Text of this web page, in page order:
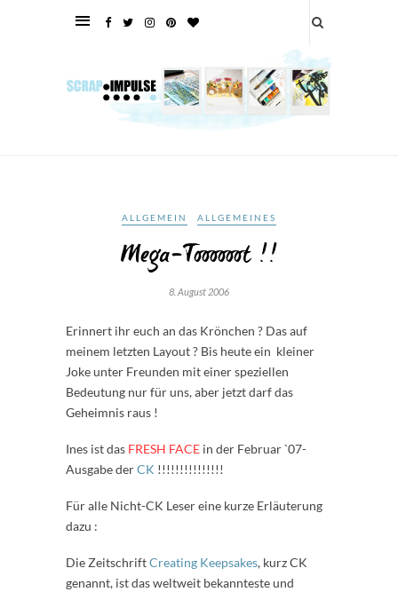
ALLGEMEIN ALLGEMEINES
Mega-Toooooot !!
8. August 2006
Erinnert ihr euch an das Krönchen ? Das auf
meinem letzten Layout ? Bis heute ein kleiner
Joke unter Freunden mit einer speziellen
Bedeutung nur für uns, aber jetzt darf das
Geheimnis raus !
Ines ist das FRESH FACE in der Februar `07-
Ausgabe derCK !!!!!!!!!!!!!!!
Für alle Nicht-CK Leser eine kurze Erläuterung
dazu :
Die ZeitschriftCreating Keepsakes, kurz CK
genannt, ist das weltweit bekannteste und